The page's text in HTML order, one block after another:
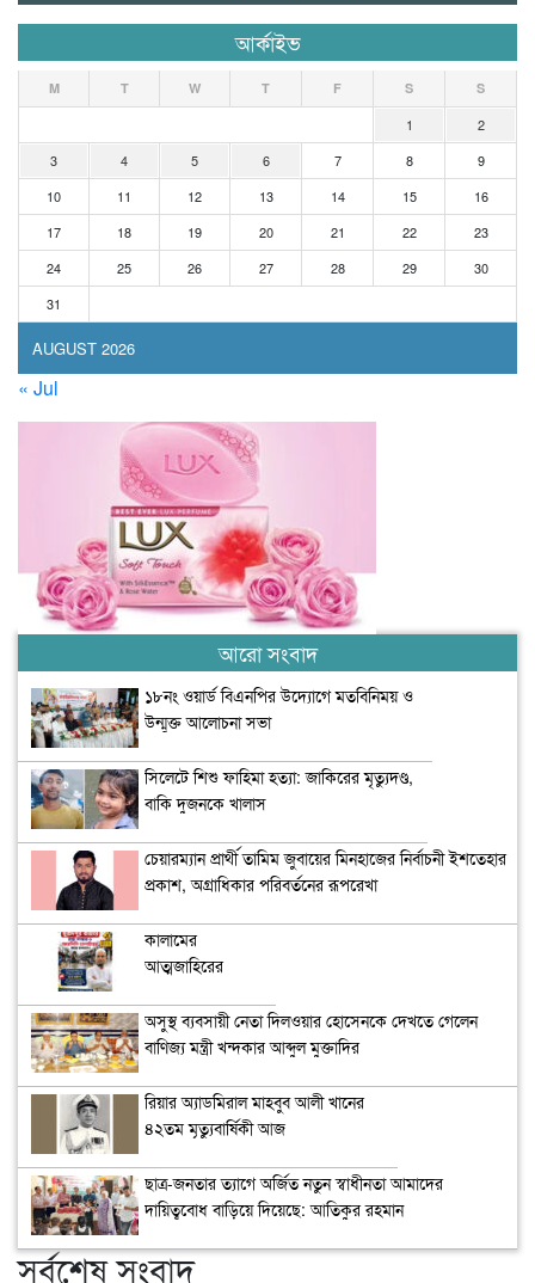
আর্কাইভ
AUGUST 2026
M T W T F S S
1
2
3
4 5 6 7 8
9
10
11 12 13 14 15
16
17
18 19 20 21 22
23
24
25 26 27 28 29
30
31
« Jul
আরো সংবাদ
১৮নং ওয়ার্ড বিএনপির উদ্যোগে মতবিনিময় ও
উন্মুক্ত আলোচনা সভা
সিলেটে শিশু ফাহিমা হত্যা: জাকিরের মৃত্যুদণ্ড,
বাকি দুজনকে খালাস
চেয়ারম্যান প্রার্থী তামিম জুবায়ের মিনহাজের নির্বাচনী ইশতেহার
প্রকাশ, অগ্রাধিকার পরিবর্তনের রূপরেখা
কালামের
আত্মজাহিরের
অসুস্থ ব্যবসায়ী নেতা দিলওয়ার হোসেনকে দেখতে গেলেন
বাণিজ্য মন্ত্রী খন্দকার আব্দুল মুক্তাদির
রিয়ার অ্যাডমিরাল মাহবুব আলী খানের
৪২তম মৃত্যুবার্ষিকী আজ
ছাত্র-জনতার ত্যাগে অর্জিত নতুন স্বাধীনতা আমাদের
দায়িত্ববোধ বাড়িয়ে দিয়েছে: আতিকুর রহমান
সর্বশেষ সংবাদ